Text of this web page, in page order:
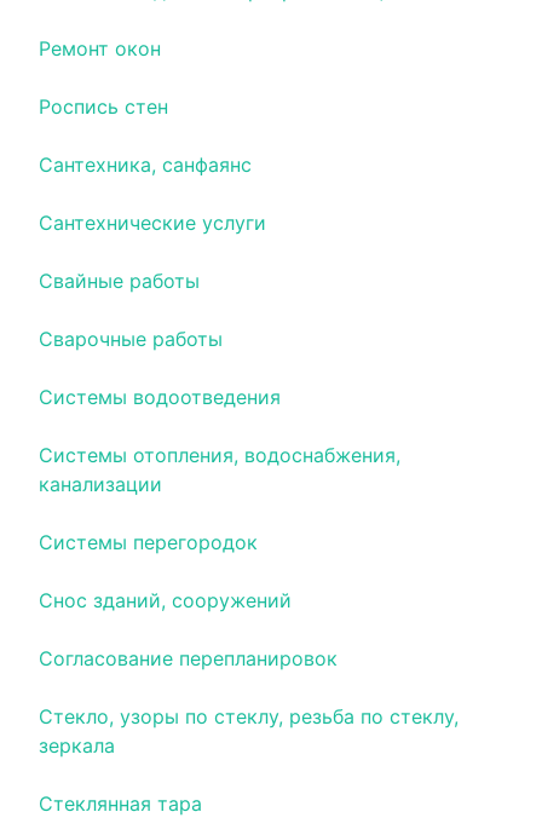
Ремонт окон
Роспись стен
Сантехника, санфаянс
Сантехнические услуги
Свайные работы
Сварочные работы
Системы водоотведения
Системы отопления, водоснабжения,
канализации
Системы перегородок
Снос зданий, сооружений
Согласование перепланировок
Стекло, узоры по стеклу, резьба по стеклу,
зеркала
Стеклянная тара